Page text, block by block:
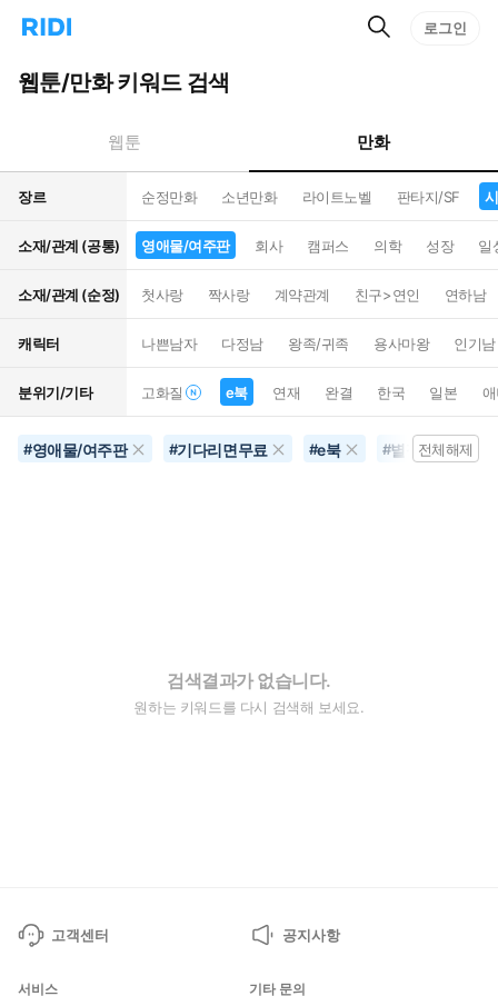
리
홈
으
턴
트
검
로그인
웹툰/만화 키워드 검색
웹툰 만화
장르 순정만화 소년만화 라이트노벨 판타지/SF
소재/관계 (공통) 영애물/여주판 회사 캠퍼스 의학 성장 일
소재/관계 (순정) 첫사랑 짝사랑 계약관계 친구>연인 연하남
캐릭터 나쁜남자 다정남 왕족/귀족 용사마왕 인기남
분위기/기타 고화질 e북 연재 완결 한국 일본
#영애물/여주판 #기다리면무료 #e북 #별점500개이상
전체해제
검색결과가 없습니다.
원하는 키워드를 다시 검색해 보세요.
고객센터 공지사항
서비스 기타 문의